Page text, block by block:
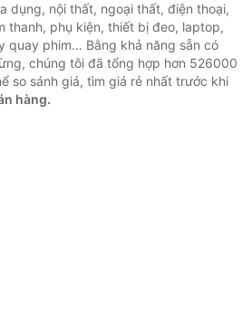
dụng, nội thất, ngoại thất, điện thoại,
thanh, phụ kiện, thiết bị đeo, laptop,
quay phim... Bằng khả năng sẵn có
chúng tôi đã tổng hợp hơn 526000
so sánh giá, tìm giá rẻ nhất trước khi
hàng.